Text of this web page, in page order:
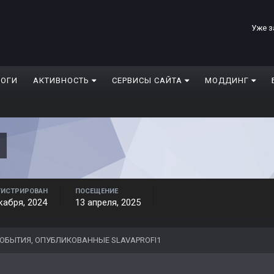
Уже
АКТИВНОСТЬ СЕРВИСЫ САЙТА МОДДИНГ
2024
ПОСЕЩЕНИЕ
13 апреля, 2025
ОПУБЛИКОВАННЫЕ SLAVAPROFI1